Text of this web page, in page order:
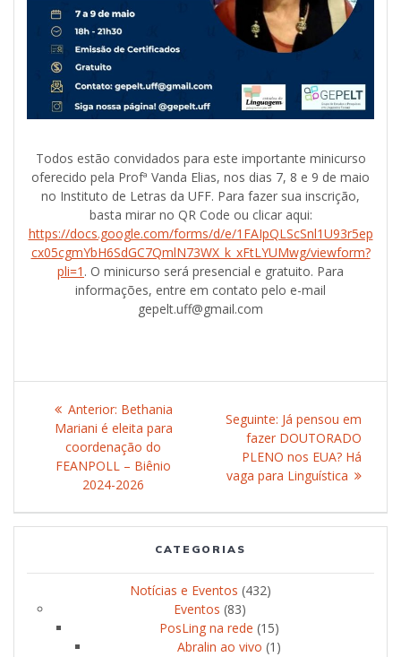
Todos estão convidados para este importante minicurso
oferecido pela Profª Vanda Elias, nos dias 7, 8 e 9 de maio
no Instituto de Letras da UFF. Para fazer sua inscrição,
basta mirar no QR Code ou clicar aqui:
https://docs.google.com/forms/d/e/1FAIpQLScSnl1U93r5ep
cx05cgmYbH6SdGC7QmlN73WX_k_xFtLYUMwg/viewform?
pli=1 . O minicurso será presencial e gratuito. Para
informações, entre em contato pelo e-mail
gepelt.uff@gmail.com
Navegação
Post
Anterior: Post
anterior:
Bethania
Mariani é eleita para
coordenação do
FEANPOLL – Biênio
2024-2026
Seguinte: Post
seguinte:
Já pensou em
fazer DOUTORADO
PLENO nos EUA? Há
vaga para Linguística
CATEGORIAS
Notícias e Eventos (432)
Eventos (83)
PosLing na rede (15)
Abralin ao vivo (1)